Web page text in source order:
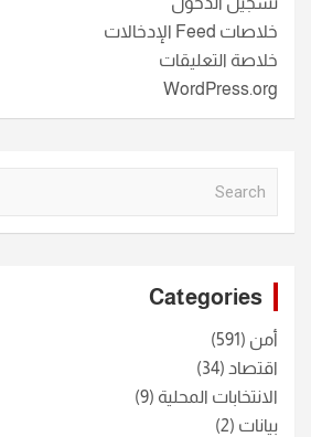
خلاصات Feed الإدخالات
خلاصة التعليقات
WordPress.org
Categories
أمن (591)
اقتصاد (34)
الانتخابات المحلية (9)
بيانات (2)